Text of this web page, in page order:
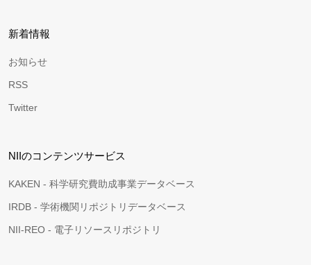
新着情報
お知らせ
RSS
Twitter
NIIのコンテンツサービス
KAKEN - 科学研究費助成事業データベース
IRDB - 学術機関リポジトリデータベース
NII-REO - 電子リソースリポジトリ